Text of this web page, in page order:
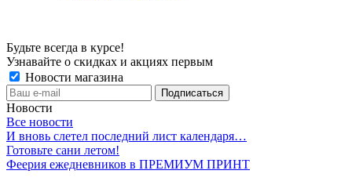
Будьте всегда в курсе!
Узнавайте о скидках и акциях первым
Новости магазина
Новости
Все новости
И вновь слетел последний лист календаря…
Готовьте сани летом!
Феерия ежедневников в ПРЕМИУМ ПРИНТ